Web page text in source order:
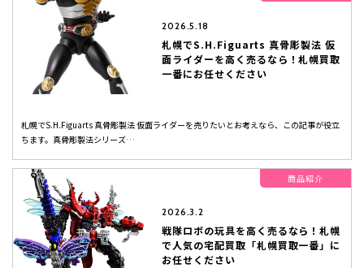
2026.5.18
札幌でS.H.Figuarts 真骨彫製法 仮
面ライダーを高く売るなら！札幌買取
一番にお任せください
札幌でS.H.Figuarts 真骨彫製法 仮面ライダーを売りたいとお考えなら、この記事が役立
ちます。真骨彫製法シリーズ…
商品紹介
2026.3.2
戦隊ロボの玩具を高く売るなら！札幌
で人気の宅配買取「札幌買取一番」に
お任せください